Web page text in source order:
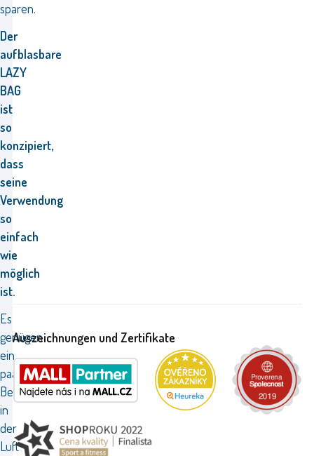
sparen.
Der
aufblasbare
LAZY
BAG
ist
so
konzipiert,
dass
seine
Verwendung
so
einfach
wie
möglich
ist.
Es
genügen
ein
paar
Bewegungen
in
der
Luft
Auszeichnungen und Zertifikate